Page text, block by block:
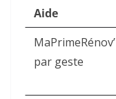
Aide
MaPrimeRénov’
par geste